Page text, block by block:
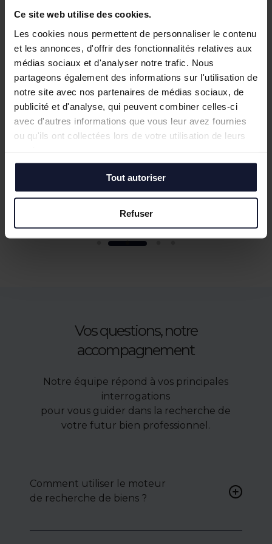
Ce site web utilise des cookies.
Les cookies nous permettent de personnaliser le contenu
et les annonces, d'offrir des fonctionnalités relatives aux
médias sociaux et d'analyser notre trafic. Nous
partageons également des informations sur l'utilisation de
notre site avec nos partenaires de médias sociaux, de
publicité et d'analyse, qui peuvent combiner celles-ci
avec d'autres informations que vous leur avez fournies
ou qu'ils ont collectées lors de votre utilisation de leurs
Tout autoriser
Refuser
MARCQ EN BAROEUL
1 347 m² (divisibles)
En savoir plus
Vos questions, notre
accompagnement
Notre équipe répond à vos principales
interrogations
pour vous guider dans la recherche de
votre futur bien professionnel.
Comment utiliser le moteur
de recherche de biens ?